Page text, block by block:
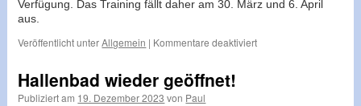
Verfügung. Das Training fällt daher am 30. März und 6. April
aus.
Veröffentlicht unter Allgemein | Kommentare deaktiviertfür
Hallenbad wieder geöffnet!
Publiziert am 19. Dezember 2023 von Paul